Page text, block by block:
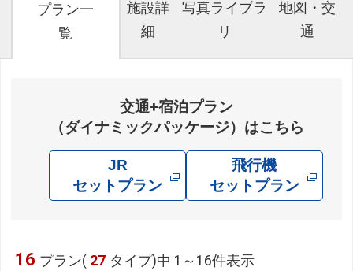
プラン一
覧
施設詳
細
写真ライブラ
リ
地図・交
通
交通+宿泊プラン
（ダイナミックパッケージ）はこちら
JR
セットプラン
飛行機
セットプラン
16 プラン( 27 タイプ)中 1～16件表示